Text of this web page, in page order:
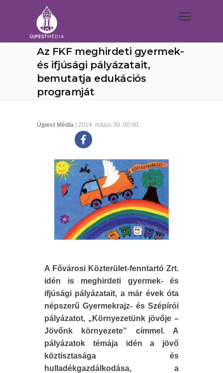
Az FKF meghirdeti gyermek-
és ifjúsági pályázatait,
bemutatja edukációs
programját
Újpest Média | 2014. május 30. 00:00
A Fővárosi Közterület-fenntartó Zrt.
idén is meghirdeti gyermek- és
ifjúsági pályázatait, a már évek óta
népszerű Gyermekrajz- és Szépírói
pályázatot, „Környezetünk jövője –
Jövőnk környezete” címmel. A
pályázatok témája idén a jövő
köztisztasága és
hulladékgazdálkodása, a